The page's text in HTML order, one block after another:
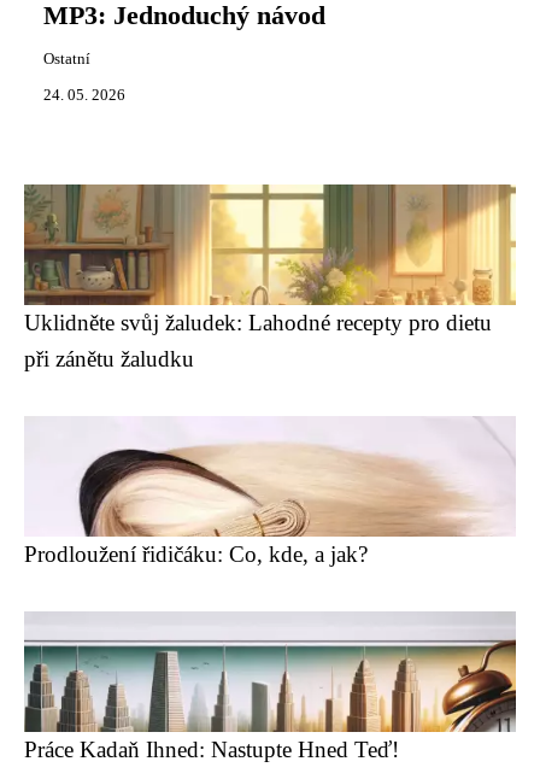
MP3: Jednoduchý návod
Ostatní
24. 05. 2026
Uklidněte svůj žaludek: Lahodné recepty pro dietu
při zánětu žaludku
Prodloužení řidičáku: Co, kde, a jak?
Práce Kadaň Ihned: Nastupte Hned Teď!